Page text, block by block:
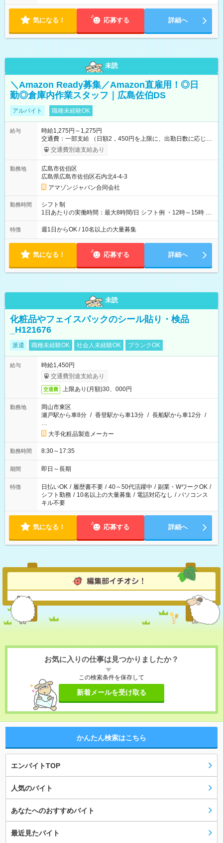
気になる！ 応募する 詳細へ
未読
＼Amazon Ready募集／Amazon直雇用！◎日
勤◎倉庫内作業スタッフ｜広島佐伯DS
アルバイト 職種未経験OK
給与
時給1,275円～1,275円
交通費：一部支給 （日額2，450円を上限に、出勤日数に応じて
実費支給） ※22:00～翌5:00までは時給25%UP！ ■給与前払い
制度あり ※前払い額の上限あり、手数料無料（Amazon負担）
交通費別途支給あり
勤務地
広島市佐伯区
広島県広島市佐伯区石内北4-4-3
アマゾンジャパン合同会社
勤務時間
シフト制
1日あたりの実働時間：最大8時間/日 シフト例 ・12時～15時 入
社後、就業可能シフトをご確認の上、申請してください。
特徴 週1日からOK / 10名以上の大量募集
気になる！ 応募する 詳細へ
未読
化粧品やフェイスパックのシール貼り・検品
_H121676
派遣 職種未経験OK 社会人未経験OK ブランクOK
給与
時給1,450円
交通費別途支給あり
交通費 上限あり(月額)30、000円
勤務地
岡山市東区
瀬戸駅から車8分 / 香登駅から車13分 / 長船駅から車12分 /
…
大手化粧品製造メーカー
勤務時間 8:30～17:35
期間 即日～長期
特徴 日払いOK / 履歴書不要 / 40～50代活躍中 / 副業・WワークOK /
シフト勤務 / 10名以上の大量募集 / 電話対応なし / パソコンス
キル不要
気になる！ 応募する 詳細へ
お気に入りの仕事は見つかりましたか？
この検索条件を保存して
新着メールを受け取る
かんたん検索はこちら
エンバイトTOP
人気のバイト
あなたへのおすすめバイト
最近見たバイト